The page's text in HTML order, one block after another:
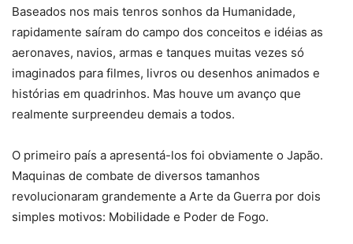
Baseados nos mais tenros sonhos da Humanidade,
rapidamente saíram do campo dos conceitos e idéias as
aeronaves, navios, armas e tanques muitas vezes só
imaginados para filmes, livros ou desenhos animados e
histórias em quadrinhos. Mas houve um avanço que
realmente surpreendeu demais a todos.
O primeiro país a apresentá-los foi obviamente o Japão.
Maquinas de combate de diversos tamanhos
revolucionaram grandemente a Arte da Guerra por dois
simples motivos: Mobilidade e Poder de Fogo.